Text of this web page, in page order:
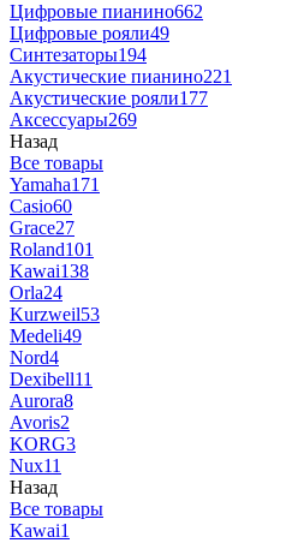
Цифровые пианино662
Цифровые рояли49
Синтезаторы194
Акустические пианино221
Акустические рояли177
Аксессуары269
Назад
Все товары
Yamaha171
Casio60
Grace27
Roland101
Kawai138
Orla24
Kurzweil53
Medeli49
Nord4
Dexibell11
Aurora8
Avoris2
KORG3
Nux11
Назад
Все товары
Kawai1